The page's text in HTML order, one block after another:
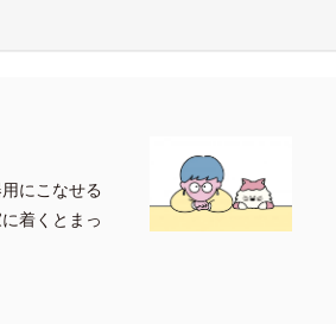
にこなせる
着くとまっ